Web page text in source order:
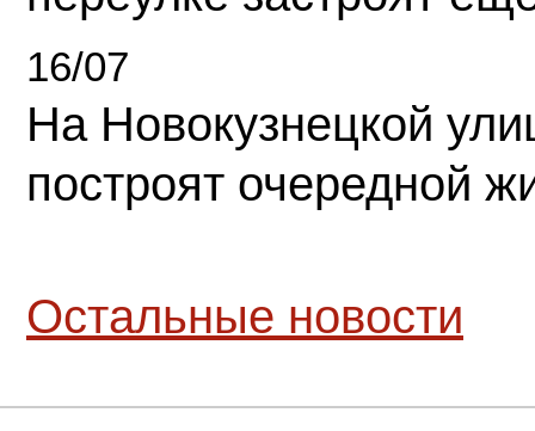
16/07
На Новокузнецкой
построят очередной
Остальные новости